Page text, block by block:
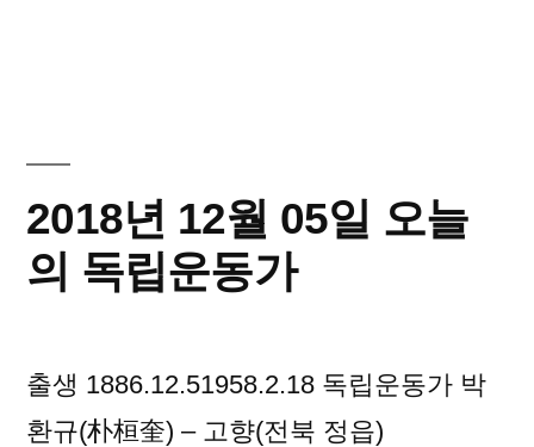
늘
의
독
동
가
2018년 12월 05일 오늘
의 독립운동가
출생 1886.12.51958.2.18 독립운동가 박
환규(朴桓奎) – 고향(전북 정읍)